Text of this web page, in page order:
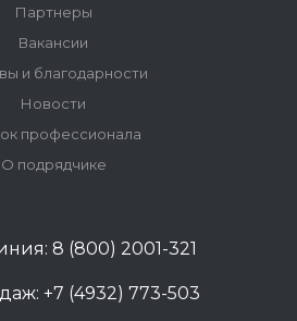
Партнеры
Вакансии
и благодарности
Новости
профессионала
О подрядчике
8 (800) 2001-321
+7 (4932) 773-503